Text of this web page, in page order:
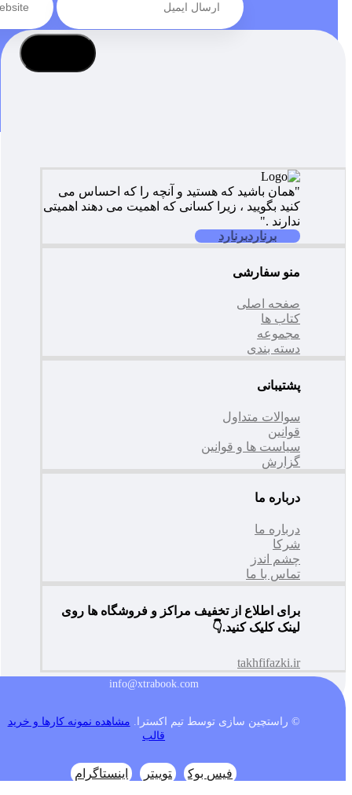
"همان باشید که هستید و آنچه را که احساس می
کنید بگویید ، زیرا کسانی که اهمیت می دهند اهمیتی
ندارند ."
برناردبرنارد
منو سفارشی
صفحه اصلی
کتاب ها
مجموعه
دسته بندی
پشتیبانی
سوالات متداول
قوانین
سیاست ها و قوانین
گزارش
درباره ما
درباره ما
شرکا
چشم اندز
تماس با ما
برای اطلاع از تخفیف مراکز و فروشگاه ها روی
لینک کلیک کنید.👇
takhfifazki.ir
info@xtrabook.com
© راستچین سازی توسط تیم اکسترا. مشاهده نمونه کارها و خرید
قالب
فیس بوک توییتر اینستاگرام